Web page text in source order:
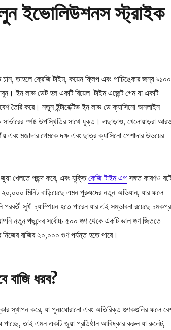
ইভোলিউশনস স্ট্রাইক
তাহলে ক্রেজি টাইম, কয়েন ফ্লিপ এবং পাচিঙ্কোর জন্য ৳১০০
ইন লাভ ডেট হল একটি রিয়েল-টাইম এজেন্ট গেম যা একটি
তৈরি করে। নতুন ইন্টারেক্টিভ ইন লাভ ডে ক্যাসিনো অনলাইন
সার্ভারের স্পষ্ট উপস্থিতির সাথে যুক্ত। এছাড়াও, খেলোয়াড়রা
মজাদার গেমকে দক্ষ এবং ছাত্র ক্যাসিনো পেশাদার উভয়ের
জুয়া খেলতে পছন্দ করে, এবং যুক্তিকেজি টাইম এপসঙ্গত কারণও
২০,০০০ মিনিট বাড়িয়েছে এমন পুরুষদের নতুন অভিযান, যার ফলে
সুখী চ্যাম্পিয়ন হতে পারেন যার এই সম্ভাবনা রয়েছে
নতুন পছন্দের সর্বোচ্চ ৫০০ গুণ থেকে একটি ভাল গুণ জিততে
বাজির ২০,০০০ গুণ পর্যন্ত হতে পারে।
বাজি ধরব?
স্থাপন করে, যা পুনঃঘোরানো এবং অতিরিক্ত গুণকগুলির ফলে
তাই এমন একটি জুয়া প্রতিষ্ঠান আবিষ্কার করুন যা রুলেট,